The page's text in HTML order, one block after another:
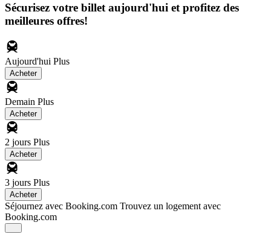
Sécurisez votre billet aujourd'hui et profitez des
meilleures offres!
Aujourd'hui Plus
Acheter
Demain Plus
Acheter
2 jours Plus
Acheter
3 jours Plus
Acheter
Séjournez avec Booking.com Trouvez un logement avec
Booking.com